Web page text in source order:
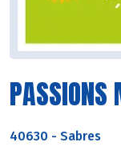
PASSIONS
40630 - Sabres